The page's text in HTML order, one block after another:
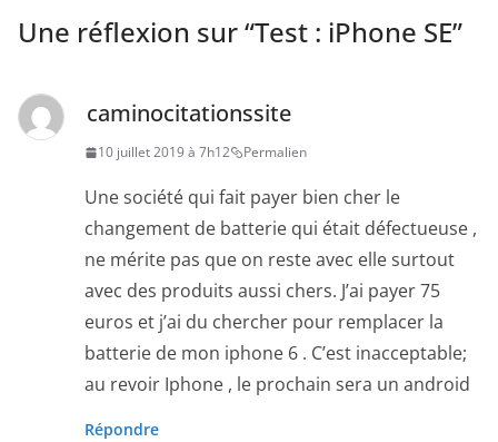
Une réflexion sur “Test : iPhone SE”
caminocitationssite
10 juillet 2019 à 7h12 Permalien
Une société qui fait payer bien cher le
changement de batterie qui était défectueuse ,
ne mérite pas que on reste avec elle surtout
avec des produits aussi chers. J’ai payer 75
euros et j’ai du chercher pour remplacer la
batterie de mon iphone 6 . C’est inacceptable;
au revoir Iphone , le prochain sera un android
Répondre